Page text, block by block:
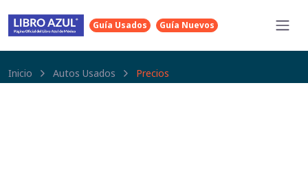
Guía Usados Guía Nuevos
Inicio Autos Usados Precios